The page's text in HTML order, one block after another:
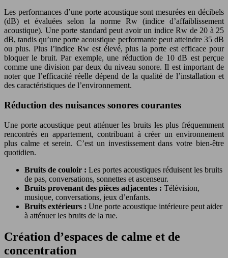
Les performances d’une porte acoustique sont mesurées en décibels
(dB) et évaluées selon la norme Rw (indice d’affaiblissement
acoustique). Une porte standard peut avoir un indice Rw de 20 à 25
dB, tandis qu’une porte acoustique performante peut atteindre 35 dB
ou plus. Plus l’indice Rw est élevé, plus la porte est efficace pour
bloquer le bruit. Par exemple, une réduction de 10 dB est perçue
comme une division par deux du niveau sonore. Il est important de
noter que l’efficacité réelle dépend de la qualité de l’installation et
des caractéristiques de l’environnement.
Réduction des nuisances sonores courantes
Une porte acoustique peut atténuer les bruits les plus fréquemment
rencontrés en appartement, contribuant à créer un environnement
plus calme et serein. C’est un investissement dans votre bien-être
quotidien.
Bruits de couloir : Les portes acoustiques réduisent les bruits
de pas, conversations, sonnettes et ascenseur.
Bruits provenant des pièces adjacentes : Télévision,
musique, conversations, jeux d’enfants.
Bruits extérieurs : Une porte acoustique intérieure peut aider
à atténuer les bruits de la rue.
Création d’espaces de calme et de
concentration